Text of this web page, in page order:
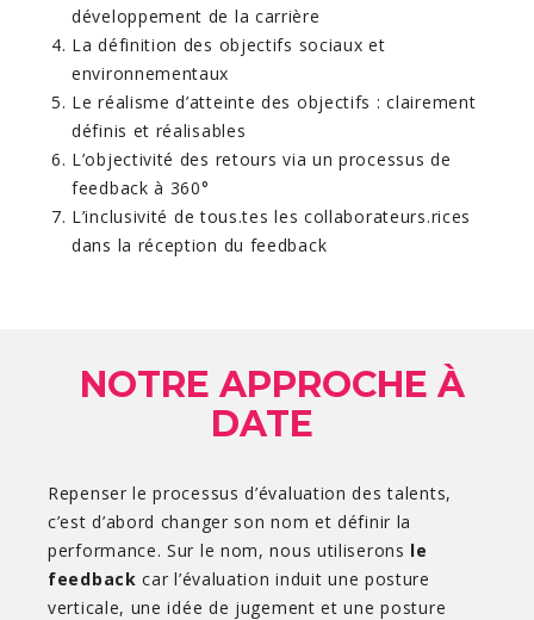
développement de la carrière
La définition des objectifs sociaux et
environnementaux
Le réalisme d’atteinte des objectifs : clairement
définis et réalisables
L’objectivité des retours via un processus de
feedback à 360°
L’inclusivité de tous.tes les collaborateurs.rices
dans la réception du feedback
NOTRE APPROCHE À
DATE
Repenser le processus d’évaluation des talents,
c’est d’abord changer son nom et définir la
performance. Sur le nom, nous utiliserons le
feedback car l’évaluation induit une posture
verticale, une idée de jugement et une posture